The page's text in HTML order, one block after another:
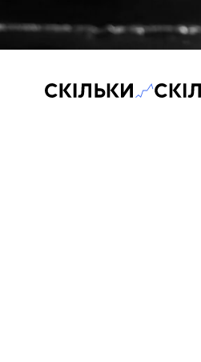
Скільки-скільки? —